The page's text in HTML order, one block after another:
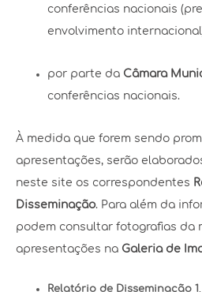
conferências nacionais
envolvimento
por parte da Câmara
conferências nacionais.
À medida que forem sendo
apresentações, serão
neste site os correspondentes
Disseminação. Para além da
podem consultar fotografias da
apresentações na Galeria de
Relatório de Disseminação 1